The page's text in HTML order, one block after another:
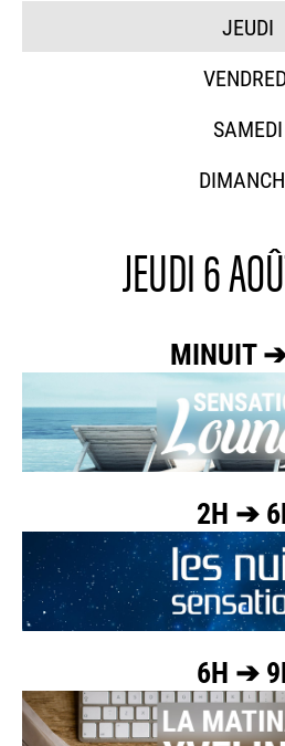
JEUDI
SAMEDI
JEUDI 6
MINUIT
2H ➔
6H ➔